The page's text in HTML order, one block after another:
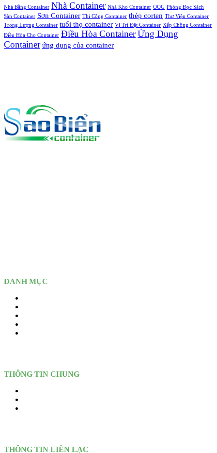
Nhà Bằng Container Nhà Container Nhà Kho Container OOG Phòng Đọc Sách
Sàn Container Sơn Container Thi Công Container thép corten Thư Viện Container
Trọng Lượng Container tuổi thọ container Vị Trí Đặt Container Xếp Chồng Container
Điều Hòa Cho Container Điều Hòa ContainerỨng Dụng
Container ứng dụng của container
DANH MỤC
THÔNG TIN CHUNG
THÔNG TIN LIÊN LẠC